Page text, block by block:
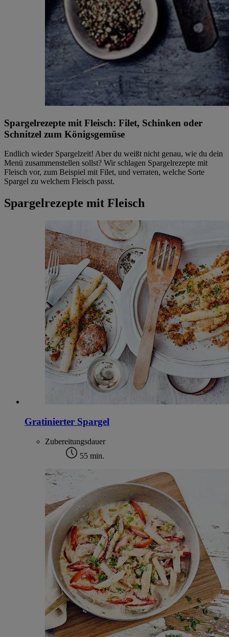
Spargelrezepte mit Fleisch: Filet, Schinken oder
Schnitzel zum Königsgemüse
Endlich wieder Spargelzeit! Aber du weißt nicht genau, wie du dein
Menü zusammenstellen sollst? Wir schlagen Spargelrezepte mit
Fleisch vor, zum Beispiel mit Filet, und verraten, welche Sorte
Spargel zu welchem Fleisch passt.
Spargelrezepte mit Fleisch
Gratinierter Spargel
Zubereitungsdauer
55 min.